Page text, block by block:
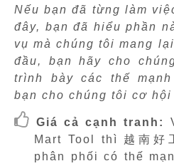
Nếu bạn đã từng làm
đây, bạn đã hiểu phần
vụ mà chúng tôi mang
đầu, bạn hãy cho
trình bày các thế
bạn cho chúng tôi cơ
Giá cả cạnh tranh:
Mart Tool thì 越南好
phân phối có thế